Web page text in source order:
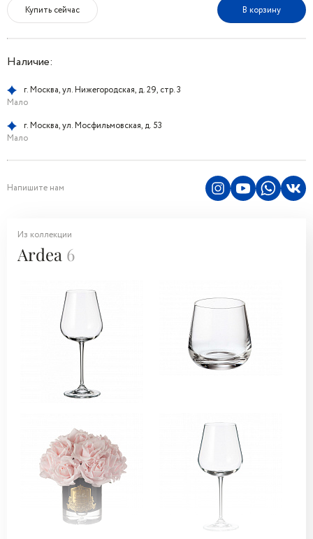
Купить сейчас В корзину
Наличие:
г. Москва, ул. Нижегородская, д. 29, стр. 3
Мало
г. Москва, ул. Мосфильмовская, д. 53
Мало
Напишите нам
Из коллекции
Ardea 6